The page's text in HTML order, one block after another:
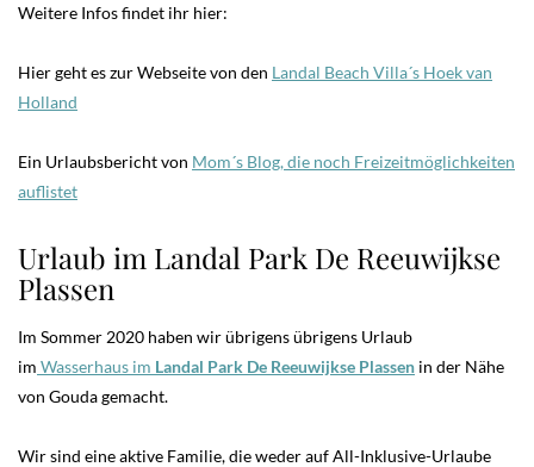
Weitere Infos findet ihr hier:
Hier geht es zur Webseite von den Landal Beach Villa´s Hoek van
Holland
Ein Urlaubsbericht von Mom´s Blog, die noch Freizeitmöglichkeiten
auflistet
Urlaub im Landal Park De Reeuwijkse
Plassen
Im Sommer 2020 haben wir übrigens übrigens Urlaub
im Wasserhaus im Landal Park De Reeuwijkse Plassen in der Nähe
von Gouda gemacht.
Wir sind eine aktive Familie, die weder auf All-Inklusive-Urlaube